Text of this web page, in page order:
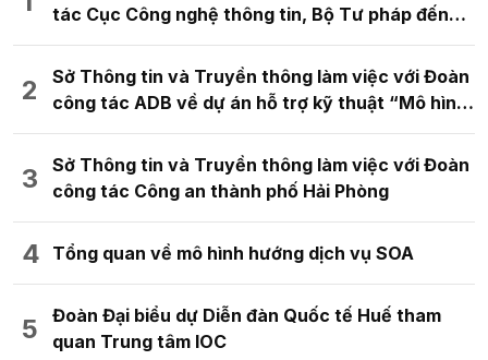
tác Cục Công nghệ thông tin, Bộ Tư pháp đến
tham quan và trao đổi kinh nghiệm về mô hình
chuyển đổi số
Sở Thông tin và Truyền thông làm việc với Đoàn
công tác ADB về dự án hỗ trợ kỹ thuật “Mô hình
đô thị kỹ thuật số thông minh cho quy hoạch
không gian đô thị”
Sở Thông tin và Truyền thông làm việc với Đoàn
công tác Công an thành phố Hải Phòng
Tổng quan về mô hình hướng dịch vụ SOA
Đoàn Đại biểu dự Diễn đàn Quốc tế Huế tham
quan Trung tâm IOC